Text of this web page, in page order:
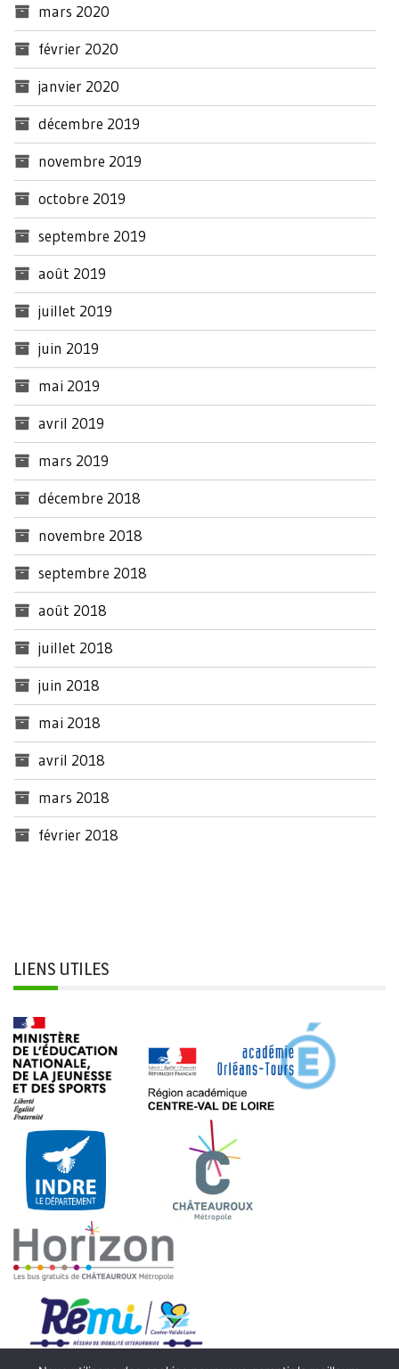
mars 2020
février 2020
janvier 2020
décembre 2019
novembre 2019
octobre 2019
septembre 2019
août 2019
juillet 2019
juin 2019
mai 2019
avril 2019
mars 2019
décembre 2018
novembre 2018
septembre 2018
août 2018
juillet 2018
juin 2018
mai 2018
avril 2018
mars 2018
février 2018
LIENS UTILES